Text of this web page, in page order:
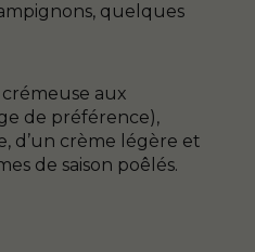
quelques
aux
de préférence),
d’un crème légère et
de saison poêlés.